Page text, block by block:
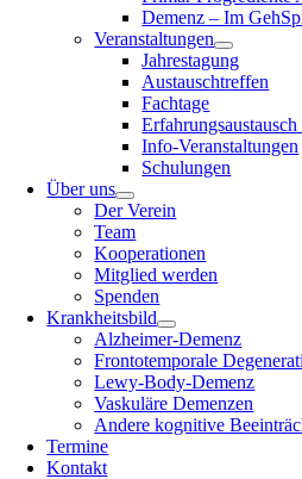
Demenz – Im
Veranstaltungen
Jahrestagung
Austauschtreffen
Fachtage
Info-Veranstaltungen
Schulungen
Über uns
Der Verein
Team
Kooperationen
Mitglied werden
Spenden
Krankheitsbild
Alzheimer-Demenz
Frontotemporale
Lewy-Body-Demenz
Vaskuläre Demenzen
Andere kognitive
Termine
Kontakt